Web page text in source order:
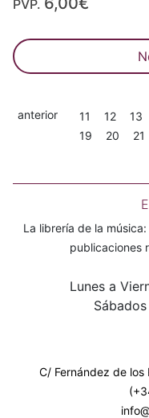
PVP.
anterior 11 12 13
19
20 21
La librería de la
publicaciones
Lunes a
C/ Fernández de los